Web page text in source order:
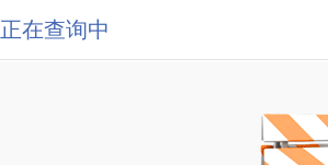
正在查询中